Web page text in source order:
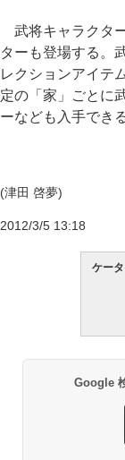
武将キャラクタ
ターも登場する。
レクションアイテ
定の「家」ごとに
ーなども入手できる
(津田 啓夢)
2012/3/5 13:18
ケー
Google